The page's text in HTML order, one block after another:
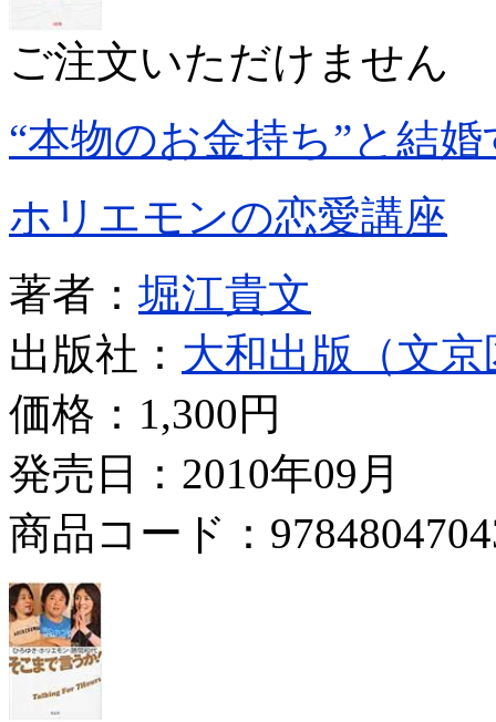
ご注文いただけません
“本物のお金持ち”と結
ホリエモンの恋愛講座
著者： 堀江貴文
出版社： 大和出版（文京
価格： 1,300円
発売日：2010年09月
商品コード：